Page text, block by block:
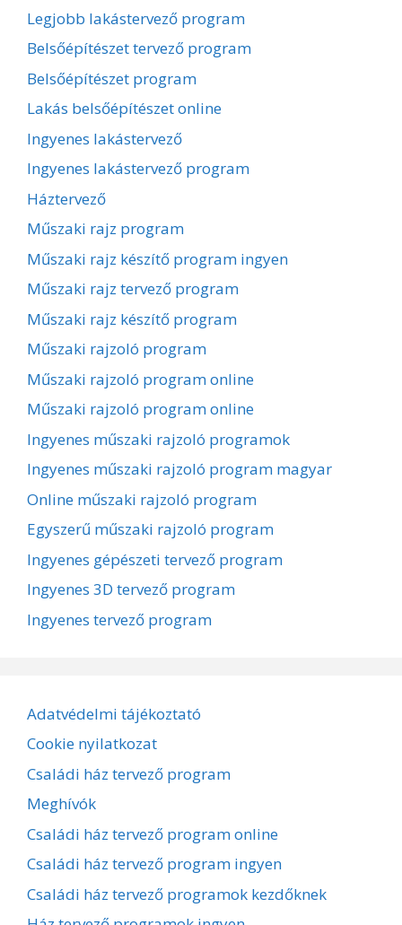
Legjobb lakástervező program
Belsőépítészet tervező program
Belsőépítészet program
Lakás belsőépítészet online
Ingyenes lakástervező
Ingyenes lakástervező program
Háztervező
Műszaki rajz program
Műszaki rajz készítő program ingyen
Műszaki rajz tervező program
Műszaki rajz készítő program
Műszaki rajzoló program
Műszaki rajzoló program online
Műszaki rajzoló program online
Ingyenes műszaki rajzoló programok
Ingyenes műszaki rajzoló program magyar
Online műszaki rajzoló program
Egyszerű műszaki rajzoló program
Ingyenes gépészeti tervező program
Ingyenes 3D tervező program
Ingyenes tervező program
Adatvédelmi tájékoztató
Cookie nyilatkozat
Családi ház tervező program
Meghívók
Családi ház tervező program online
Családi ház tervező program ingyen
Családi ház tervező programok kezdőknek